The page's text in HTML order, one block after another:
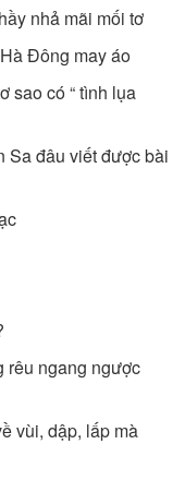
mãi mối tơ
may áo
“ tình lụa
viết được bài
ngược
lấp mà